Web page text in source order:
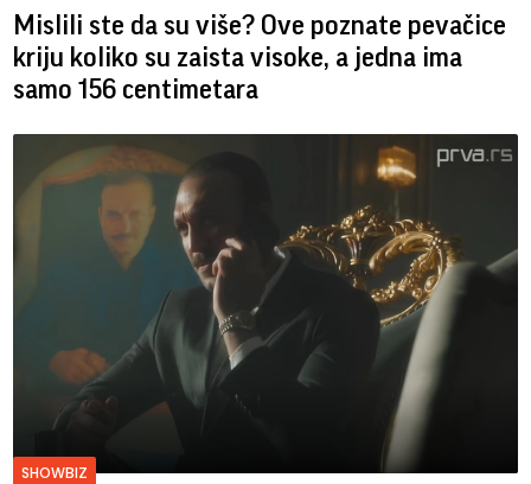
Mislili ste da su više? Ove poznate pevačice
kriju koliko su zaista visoke, a jedna ima
samo 156 centimetara
SHOWBIZ